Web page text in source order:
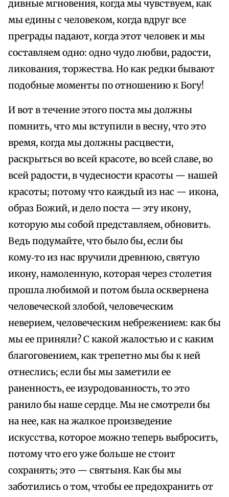
дивные мгновения, когда мы чувствуем, как
мы едины с человеком, когда вдруг все
преграды падают, когда этот человек и мы
составляем одно: одно чудо любви, радости,
ликования, торжества. Но как редки бывают
подобные моменты по отношению к Богу!
И вот в течение этого поста мы должны
помнить, что мы вступили в весну, что это
время, когда мы должны расцвести,
раскрыться во всей красоте, во всей славе, во
всей радости, в чудесности красоты — нашей
красоты; потому что каждый из нас — икона,
образ Божий, и дело поста — эту икону,
которую мы собой представляем, обновить.
Ведь подумайте, что было бы, если бы
кому‑то из нас вручили древнюю, святую
икону, намоленную, которая через столетия
прошла любимой и потом была осквернена
человеческой злобой, человеческим
неверием, человеческим небрежением: как бы
мы ее приняли? С какой жалостью и с каким
благоговением, как трепетно мы бы к ней
отнеслись; если бы мы заметили ее
раненность, ее изуродованность, то это
ранило бы наше сердце. Мы не смотрели бы
на нее, как на жалкое произведение
искусства, которое можно теперь выбросить,
потому что его уже больше не стоит
сохранять; это — святыня. Как бы мы
заботились о том, чтобы ее предохранить от